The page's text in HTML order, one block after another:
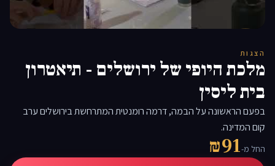
▶
הצגות
מלכת היופי של ירושלים - תיאטרון
בית ליסין
בפעם הראשונה על הבמה, דרמה רומנטית המתרחשת בירושלים ערב
קום המדינה.
החל מ-₪91